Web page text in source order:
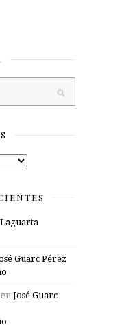
Guarc Pérez
en José Guarc